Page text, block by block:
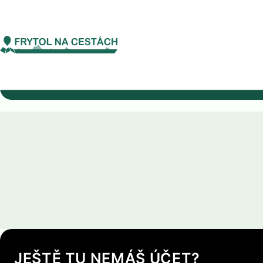
Evropa Německo
JEŠTĚ TU NEMÁŠ ÚČET?